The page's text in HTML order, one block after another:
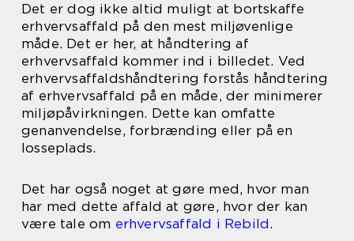
Det er dog ikke altid muligt at bortskaffe
erhvervsaffald på den mest miljøvenlige
måde. Det er her, at håndtering af
erhvervsaffald kommer ind i billedet. Ved
erhvervsaffaldshåndtering forstås håndtering
af erhvervsaffald på en måde, der minimerer
miljøpåvirkningen. Dette kan omfatte
genanvendelse, forbrænding eller på en
losseplads.
Det har også noget at gøre med, hvor man
har med dette affald at gøre, hvor der kan
være tale om erhvervsaffald i Rebild.